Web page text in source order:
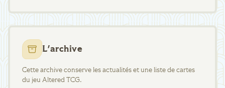
L'archive
Cette archive conserve les actualités et une liste de cartes
du jeu Altered TCG.